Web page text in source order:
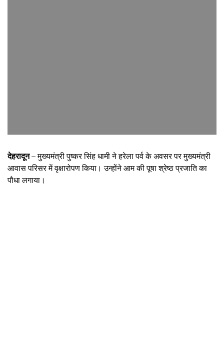
देहरादून– मुख्यमंत्री पुष्कर सिंह धामी ने हरेला पर्व के अवसर पर मुख्यमंत्री
आवास परिसर में वृक्षारोपण किया। उन्होंने आम की पूषा श्रेष्ठ प्रजाति का
पौधा लगाया।